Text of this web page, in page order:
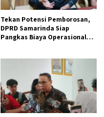
Tekan Potensi Pemborosan,
DPRD Samarinda Siap
Pangkas Biaya Operasional